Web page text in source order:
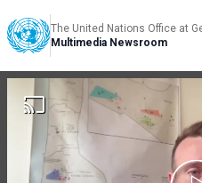
The United Nations Office at
Multimedia Newsroom